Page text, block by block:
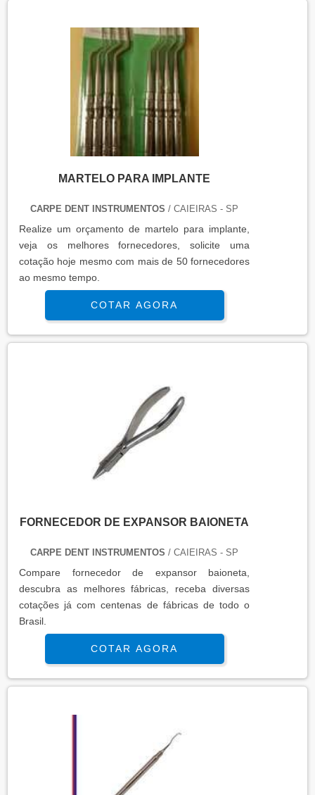
MARTELO PARA IMPLANTE
CARPE DENT INSTRUMENTOS / CAIEIRAS - SP
Realize um orçamento de martelo para implante,
veja os melhores fornecedores, solicite uma
cotação hoje mesmo com mais de 50 fornecedores
ao mesmo tempo.
COTAR AGORA
FORNECEDOR DE EXPANSOR BAIONETA
CARPE DENT INSTRUMENTOS / CAIEIRAS - SP
Compare fornecedor de expansor baioneta,
descubra as melhores fábricas, receba diversas
cotações já com centenas de fábricas de todo o
Brasil.
COTAR AGORA